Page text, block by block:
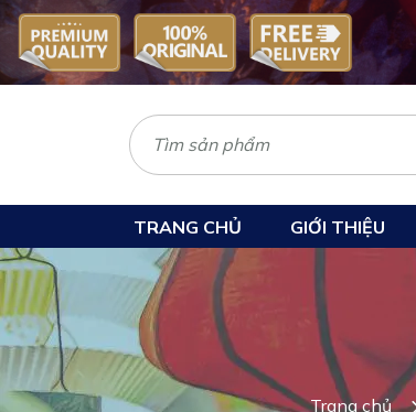
TRANG CHỦ GIỚI THIỆU
Trang chủ